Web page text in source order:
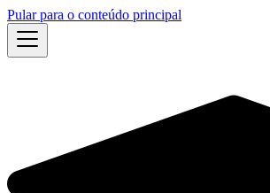
Pular para o conteúdo principal